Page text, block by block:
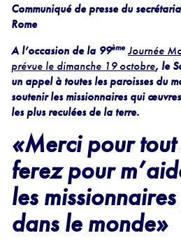
Communiqué de presse du
Rome
A l’occasion de la 99ème Journée
prévue le dimanche 19 octobre, le
un appel à toutes les paroisses du
soutenir les missionnaires qui
les plus reculées de la terre.
«Merci pour tout
ferez pour
les
dans le monde»